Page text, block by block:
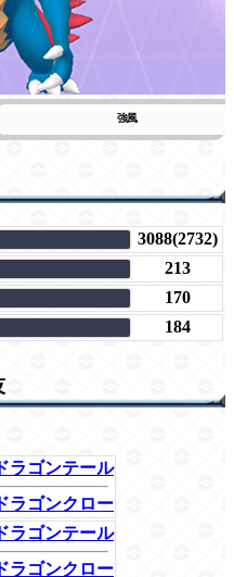
強風
3088(2732)
213
170
184
ドラゴンテール
ドラゴンクロー
ドラゴンテール
ドラゴンクロー